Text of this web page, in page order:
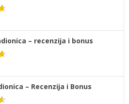
– recenzija i bonus
– Recenzija i Bonus